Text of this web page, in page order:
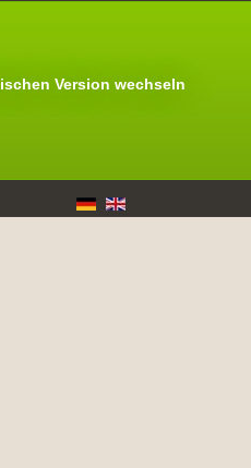
Version wechseln